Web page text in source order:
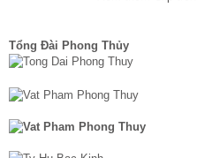
Tổng Đài Phong Thủy